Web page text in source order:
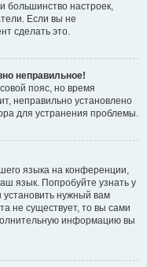
большинство настроек,
Если вы не
сделать это.
неправильное!
пояс, но время
неправильно установлено
для устранения проблемы.
языка на конференции,
язык. Попробуйте узнать у
нужный вам
не существует, то вы сами
информацию вы